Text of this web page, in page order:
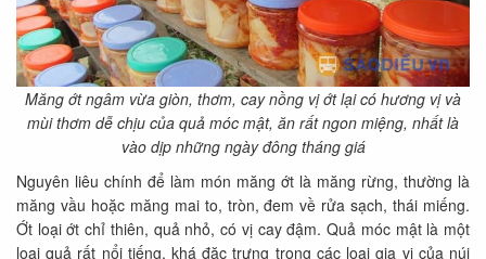
Măng ớt ngâm vừa giòn, thơm, cay nồng vị ớt lại có hương vị và
mùi thơm dễ chịu của quả móc mật, ăn rất ngon miệng, nhất là
vào dịp những ngày đông tháng giá
Nguyên liêu chính để làm món măng ớt là măng rừng, thường là
măng vầu hoặc măng mai to, tròn, đem về rửa sạch, thái miếng.
Ớt loại ớt chỉ thiên, quả nhỏ, có vị cay đậm. Quả móc mật là một
loại quả rất nổi tiếng, khá đặc trưng trong các loại gia vị của núi